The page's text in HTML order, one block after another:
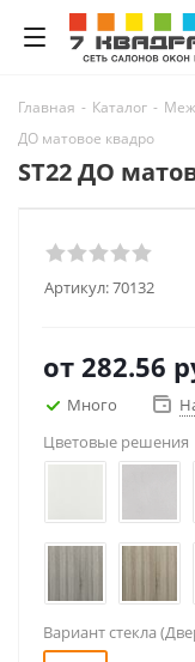
Главная - Каталог -
ДО матовое квадро
ST22 ДО
Артикул:70132
от 282.56
Много
Цветовые решения
Вариант стекла